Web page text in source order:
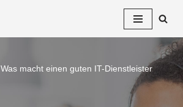
Was macht einen guten IT-Dienstleister